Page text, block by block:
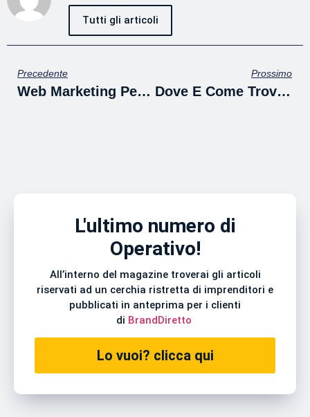
Tutti gli articoli
Precedente
Web Marketing Per Ristoranti: Come Resistere Alla Pandemia Grazie Alle Consegne A Domicilio Da E-Commerce E Web Marketing Operativo.
Prossimo
Dove E Come Trovare Nuovi Clienti E Fare Bere Loro La Tua “Acqua Di Fuoco”
L'ultimo numero di
Operativo!
All’interno del magazine troverai gli articoli
riservati ad un cerchia ristretta di imprenditori e
pubblicati in anteprima per i clienti
di BrandDiretto
Lo vuoi? clicca qui